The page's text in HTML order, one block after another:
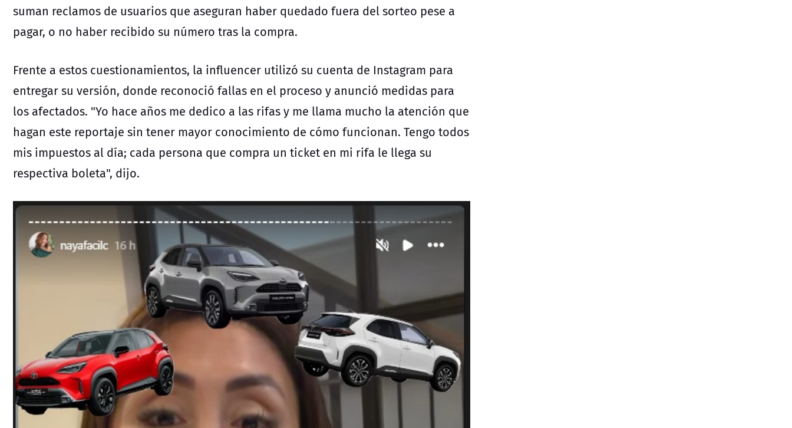
suman reclamos de usuarios que aseguran haber quedado fuera del sorteo pese a
pagar, o no haber recibido su número tras la compra.
Frente a estos cuestionamientos, la influencer utilizó su cuenta de Instagram para
entregar su versión, donde reconoció fallas en el proceso y anunció medidas para
los afectados. "Yo hace años me dedico a las rifas y me llama mucho la atención que
hagan este reportaje sin tener mayor conocimiento de cómo funcionan. Tengo todos
mis impuestos al día; cada persona que compra un ticket en mi rifa le llega su
respectiva boleta", dijo.